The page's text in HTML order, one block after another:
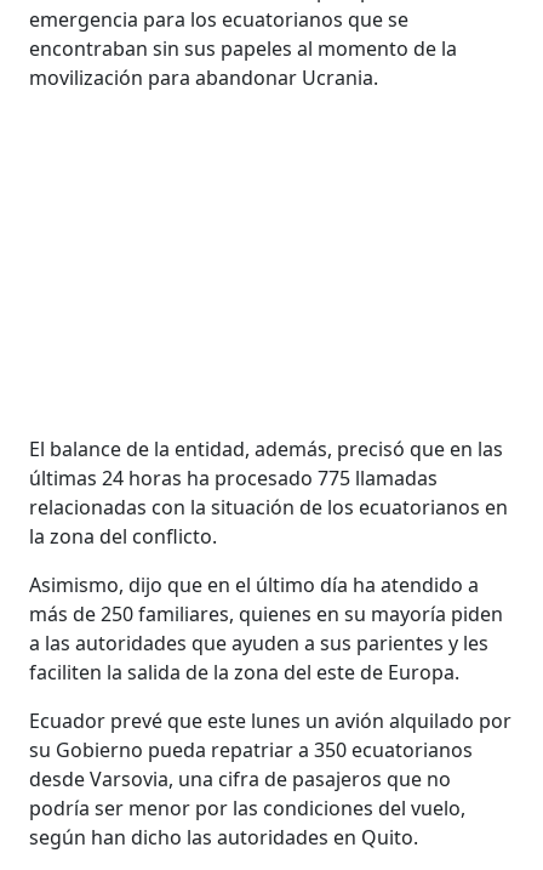
emergencia para los ecuatorianos que se
encontraban sin sus papeles al momento de la
movilización para abandonar Ucrania.
El balance de la entidad, además, precisó que en las
últimas 24 horas ha procesado 775 llamadas
relacionadas con la situación de los ecuatorianos en
la zona del conflicto.
Asimismo, dijo que en el último día ha atendido a
más de 250 familiares, quienes en su mayoría piden
a las autoridades que ayuden a sus parientes y les
faciliten la salida de la zona del este de Europa.
Ecuador prevé que este lunes un avión alquilado por
su Gobierno pueda repatriar a 350 ecuatorianos
desde Varsovia, una cifra de pasajeros que no
podría ser menor por las condiciones del vuelo,
según han dicho las autoridades en Quito.